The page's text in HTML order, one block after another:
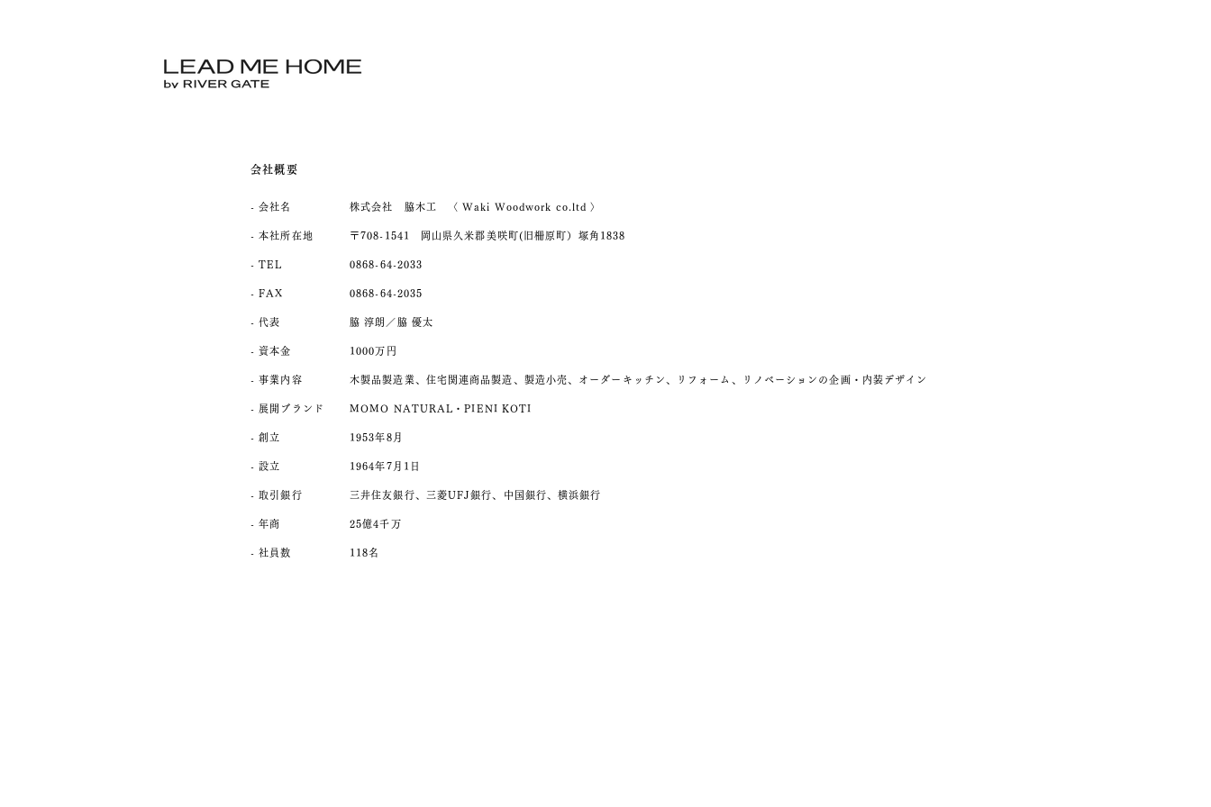
会社概要
- 会社名
- 本社所在地
- TEL
- FAX
- 代表
- 資本金
- 事業内容
- 展開ブランド
- 創立
- 設立
- 取引銀行
- 年商
- 社員数
株式会社 脇木工 〈 Waki Woodwork co.ltd 〉
〒708-1541 岡山県久米郡美咲町(旧柵原町）塚角1838
0868-64-2033
0868-64-2035
脇 淳朗／脇 優太
1000万円
木製品製造業、住宅関連商品製造、製造小売、オーダーキッチン、リフォーム、リノベーションの企画・内装デザイン
MOMO NATURAL・PIENI KOTI
1953年8月
1964年7月1日
三井住友銀行、三菱UFJ銀行、中国銀行、横浜銀行
25億4千万
118名